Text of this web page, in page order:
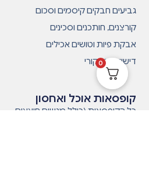
קופסאות אוכל ואחסון
כל הקופסאות (כולל מגשים חוצצים
גביעים חבקים קיסמים וסכום
קורצנים, חותכנים וסכינים
אבקת פיות וטושים אכילים
דישוייש המקורי
0